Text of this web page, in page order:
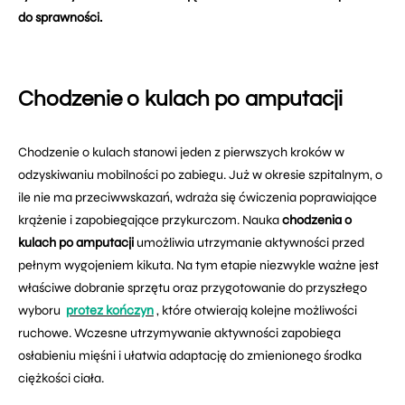
do sprawności.
Chodzenie o kulach po amputacji
Chodzenie o kulach stanowi jeden z pierwszych kroków w
odzyskiwaniu mobilności po zabiegu. Już w okresie szpitalnym, o
ile nie ma przeciwwskazań, wdraża się ćwiczenia poprawiające
krążenie i zapobiegające przykurczom. Naukachodzenia o
kulach po amputacji umożliwia utrzymanie aktywności przed
pełnym wygojeniem kikuta. Na tym etapie niezwykle ważne jest
właściwe dobranie sprzętu oraz przygotowanie do przyszłego
wyboru protez kończyn, które otwierają kolejne możliwości
ruchowe. Wczesne utrzymywanie aktywności zapobiega
osłabieniu mięśni i ułatwia adaptację do zmienionego środka
ciężkości ciała.